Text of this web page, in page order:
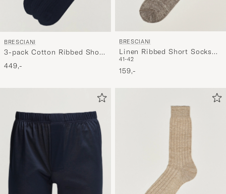
BRESCIANI
3-pack Cotton Ribbed Short
Socks Navy
449,-
BRESCIANI
Linen Ribbed Short Socks
Brown Melange
41-42
159,-